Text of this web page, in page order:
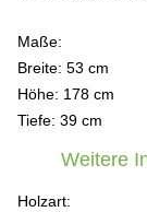
Maße:
Breite: 53 cm
Höhe: 178 cm
Tiefe: 39 cm
Weitere
Holzart: